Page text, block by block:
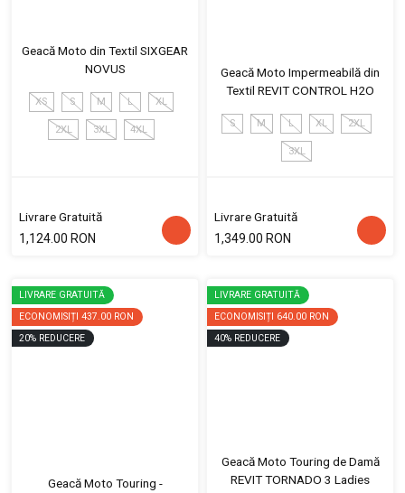
Geacă Moto din Textil SIXGEAR
NOVUS
XS S M L XL
2XL 3XL 4XL
Livrare Gratuită
1,124.00 RON
Geacă Moto Impermeabilă din
Textil REVIT CONTROL H2O
S M L XL 2XL
3XL
Livrare Gratuită
1,349.00 RON
LIVRARE GRATUITĂ
ECONOMISIȚI 437.00 RON
20% REDUCERE
Geacă Moto Touring -
LIVRARE GRATUITĂ
ECONOMISIȚI 640.00 RON
40% REDUCERE
Geacă Moto Touring de Damă
REVIT TORNADO 3 Ladies